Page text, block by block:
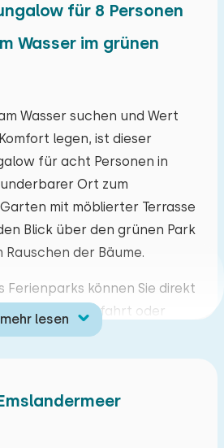
für 8 Personen
Wasser im grünen
Wasser suchen und Wert
legen, ist dieser
für acht Personen in
Ort zum
mit möblierter Terrasse
Blick über den grünen Park
der Bäume.
Ferienparks können Sie direkt
und eine Bootsfahrt oder
am See unternehmen. Die
überrascht zudem
Hier erleben Sie
mehr lesen
Do Fr Sa So
30 31 01
06 07 08
13 14 15 16
20 21 22 23